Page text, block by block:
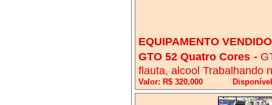
EQUIPAMENTO
GTO 52 Quatro Cores -
flauta, alcool Trabalhando
Valor: R$ 320,000